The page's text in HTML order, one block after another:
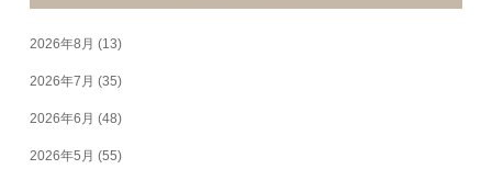
2026年8月 (13)
2026年7月 (35)
2026年6月 (48)
2026年5月 (55)